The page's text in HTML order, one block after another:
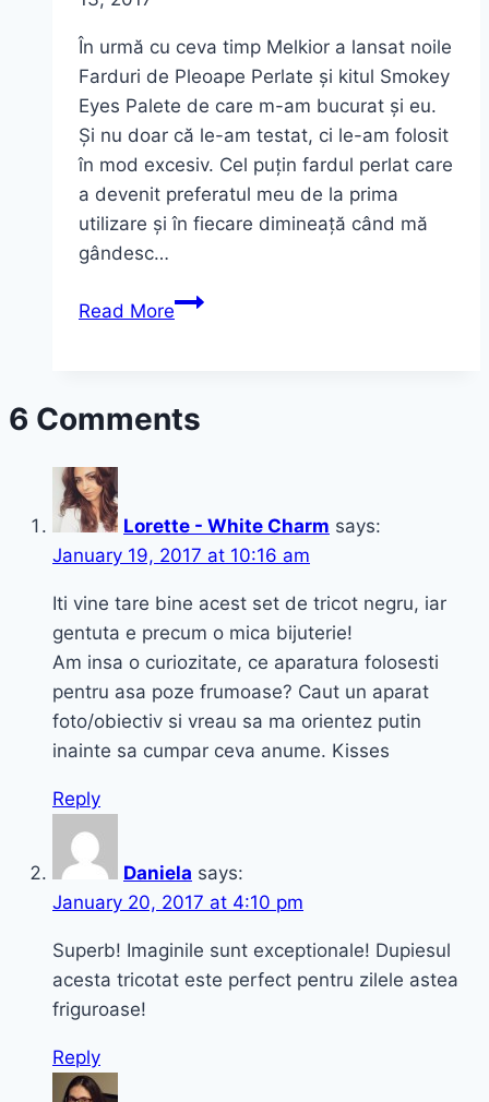
În urmă cu ceva timp Melkior a lansat noile
Farduri de Pleoape Perlate și kitul Smokey
Eyes Palete de care m-am bucurat și eu.
Și nu doar că le-am testat, ci le-am folosit
în mod excesiv. Cel puțin fardul perlat care
a devenit preferatul meu de la prima
utilizare și în fiecare dimineață când mă
gândesc…
Read MoreCum
Eyes~
6 Comments
Lorette - White Charm says:
January 19, 2017 at 10:16 am
Iti vine tare bine acest set de tricot negru, iar
gentuta e precum o mica bijuterie!
Am insa o curiozitate, ce aparatura folosesti
pentru asa poze frumoase? Caut un aparat
foto/obiectiv si vreau sa ma orientez putin
inainte sa cumpar ceva anume. Kisses
Reply
Daniela says:
January 20, 2017 at 4:10 pm
Superb! Imaginile sunt exceptionale! Dupiesul
acesta tricotat este perfect pentru zilele astea
friguroase!
Reply